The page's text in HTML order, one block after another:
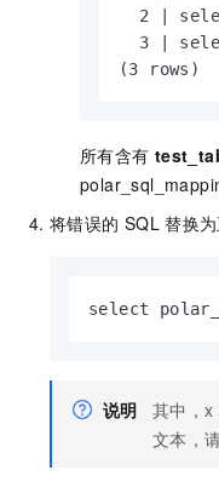
2 |
3 |
(3 rows)
所有含有
将错误的 SQL 替换
select
说明 其中，x
文本，